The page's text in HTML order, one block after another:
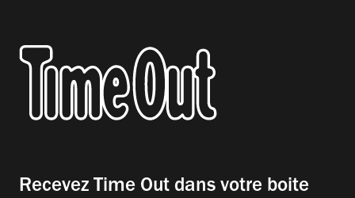
Recevez Time Out dans votre boite